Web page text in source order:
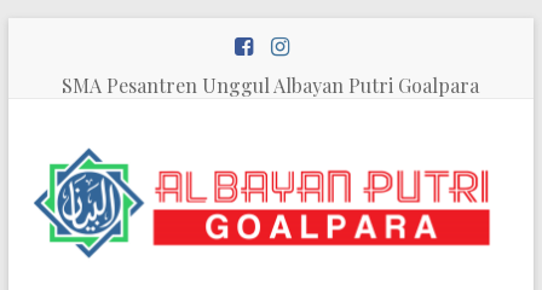
contentSMA Pesantren Unggul Albayan Putri Goalpara